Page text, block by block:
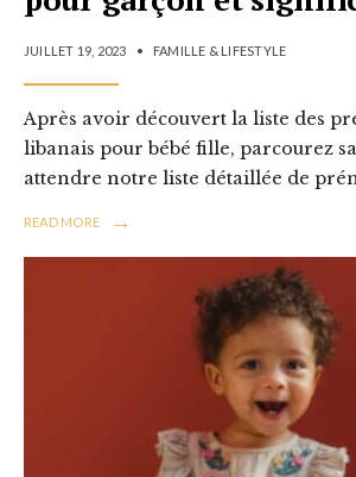
JUILLET 19, 2023 • FAMILLE & LIFESTYLE
Après avoir découvert la liste des
libanais pour bébé fille, parcourez
attendre notre liste détaillée de
READ MORE →